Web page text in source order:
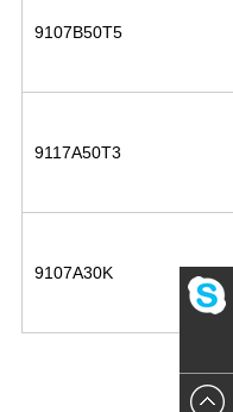
9107B50T5
9117A50T3
9107A30K